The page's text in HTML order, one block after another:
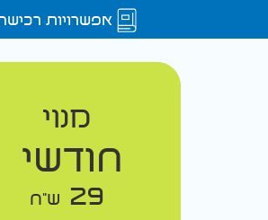
אפשרויות
מנוי
חודשי
29 ש"ח